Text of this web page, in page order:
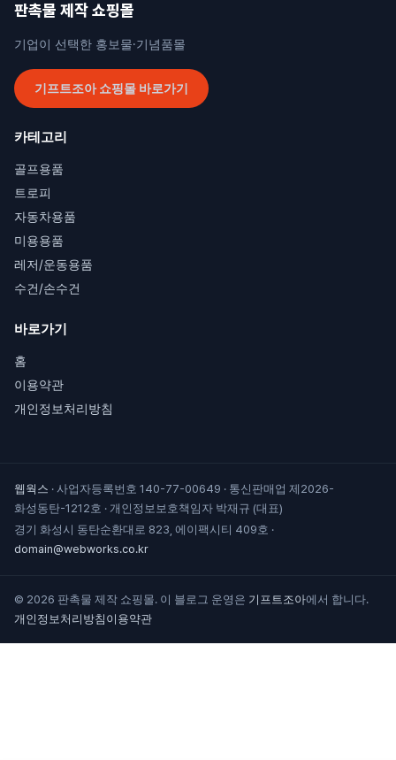
판촉물 제작 쇼핑몰
기업이 선택한 홍보물·기념품몰
기프트조아 쇼핑몰 바로가기
카테고리
골프용품
트로피
자동차용품
미용용품
레저/운동용품
수건/손수건
바로가기
홈
이용약관
개인정보처리방침
웹웍스 · 사업자등록번호 140-77-00649 · 통신판매업 제2026-
화성동탄-1212호 · 개인정보보호책임자 박재규 (대표)
경기 화성시 동탄순환대로 823, 에이팩시티 409호 ·
domain@webworks.co.kr
© 2026 판촉물 제작 쇼핑몰. 이 블로그 운영은 기프트조아에서 합니다.
개인정보처리방침 이용약관